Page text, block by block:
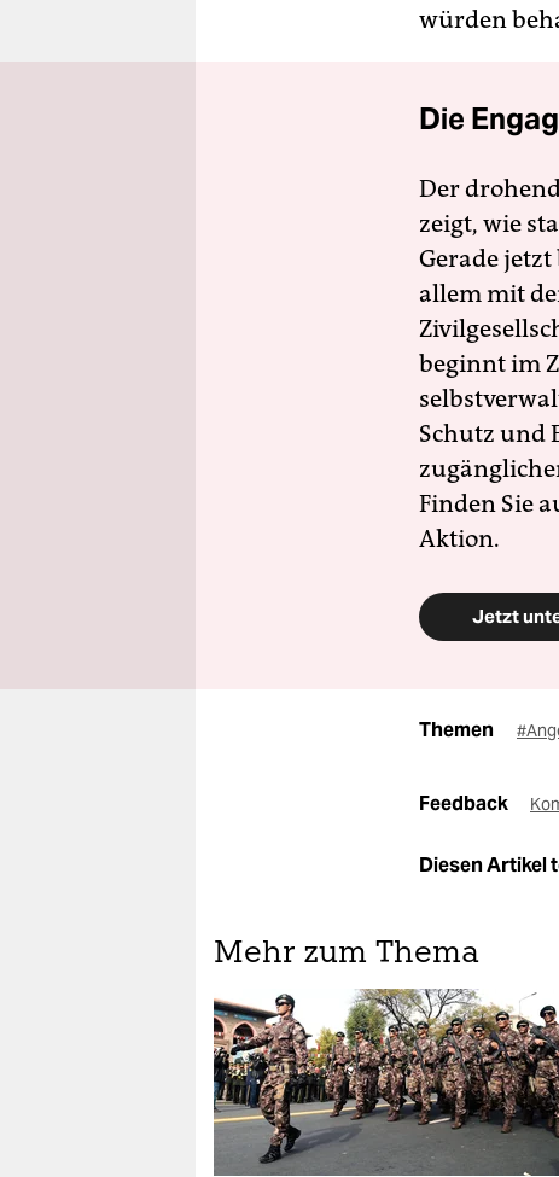
würden
Die
Der
zeigt, wie
Gerade
allem mit
beginnt im
Schutz und
Finden Sie
Aktion.
Jetzt
Themen
Feedback
Diesen Artikel
Mehr zum Thema